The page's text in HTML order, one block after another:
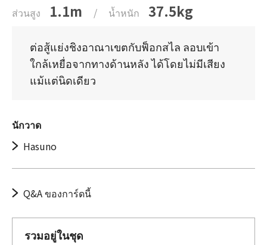
ส่วนสูง 1.1m / น้ำหนัก 37.5kg
ต่อสู้แย่งชิงอาณาเขตกับฟ็อกสไล ลอบเข้า
ใกล้เหยื่อจากทางด้านหลัง ได้โดยไม่มีเสียง
แม้แต่นิดเดียว
นักวาด
Hasuno
Q&A ของการ์ดนี้
รวมอยู่ในชุด